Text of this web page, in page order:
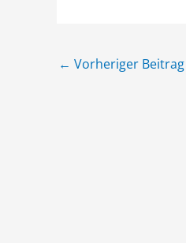
← Vorheriger Beitrag